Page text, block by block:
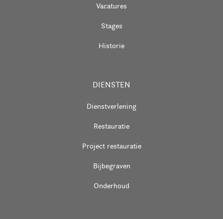
Vacatures
Stages
Historie
DIENSTEN
Dienstverlening
Restauratie
Project restauratie
Bijbegraven
Onderhoud